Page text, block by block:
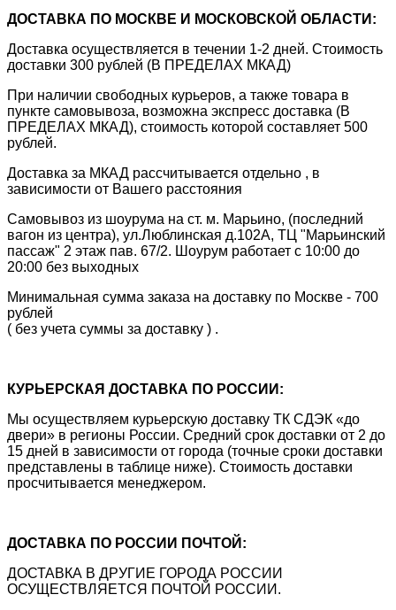
ДОСТАВКА ПО МОСКВЕ И МОСКОВСКОЙ ОБЛАСТИ:
Доставка осуществляется в течении 1-2 дней. Стоимость
доставки 300 рублей (В ПРЕДЕЛАХ МКАД)
При наличии свободных курьеров, а также товара в
пункте самовывоза, возможна экспресс доставка (В
ПРЕДЕЛАХ МКАД), стоимость которой составляет 500
рублей.
Доставка за МКАД рассчитывается отдельно , в
зависимости от Вашего расстояния
Самовывоз из шоурума на ст. м. Марьино, (последний
вагон из центра), ул.Люблинская д.102А, ТЦ "Марьинский
пассаж" 2 этаж пав. 67/2. Шоурум работает с 10:00 до
20:00 без выходных
Минимальная сумма заказа на доставку по Москве - 700
рублей
( без учета суммы за доставку ) .
КУРЬЕРСКАЯ ДОСТАВКА ПО РОССИИ:
Мы осуществляем курьерскую доставку ТК СДЭК «до
двери» в регионы России. Средний срок доставки от 2 до
15 дней в зависимости от города (точные сроки доставки
представлены в таблице ниже). Стоимость доставки
просчитывается менеджером.
ДОСТАВКА ПО РОССИИ ПОЧТОЙ:
ДОСТАВКА В ДРУГИЕ ГОРОДА РОССИИ
ОСУЩЕСТВЛЯЕТСЯ ПОЧТОЙ РОССИИ.